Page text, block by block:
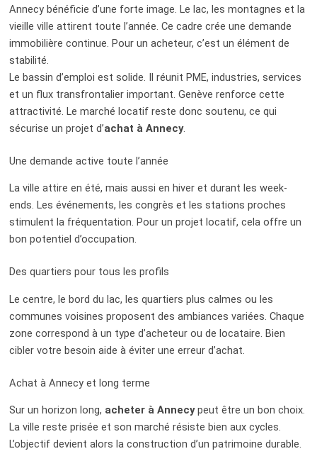
Annecy bénéficie d’une forte image. Le lac, les montagnes et la
vieille ville attirent toute l’année. Ce cadre crée une demande
immobilière continue. Pour un acheteur, c’est un élément de
stabilité.
Le bassin d’emploi est solide. Il réunit PME, industries, services
et un flux transfrontalier important. Genève renforce cette
attractivité. Le marché locatif reste donc soutenu, ce qui
sécurise un projet d’achat à Annecy.
Une demande active toute l’année
La ville attire en été, mais aussi en hiver et durant les week-
ends. Les événements, les congrès et les stations proches
stimulent la fréquentation. Pour un projet locatif, cela offre un
bon potentiel d’occupation.
Des quartiers pour tous les profils
Le centre, le bord du lac, les quartiers plus calmes ou les
communes voisines proposent des ambiances variées. Chaque
zone correspond à un type d’acheteur ou de locataire. Bien
cibler votre besoin aide à éviter une erreur d’achat.
Achat à Annecy et long terme
Sur un horizon long, acheter à Annecypeut être un bon choix.
La ville reste prisée et son marché résiste bien aux cycles.
L’objectif devient alors la construction d’un patrimoine durable.